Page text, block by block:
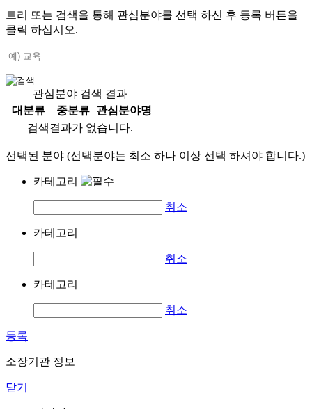
트리 또는 검색을 통해 관심분야를 선택 하신 후 등록 버튼을
클릭 하십시오.
관심분야 검색 결과
대분류
중분류
관심분야명
검색결과가 없습니다.
선택된 분야 (선택분야는 최소 하나 이상 선택 하셔야 합니다.)
카테고리
취소
카테고리
취소
카테고리
취소
등록
소장기관 정보
닫기